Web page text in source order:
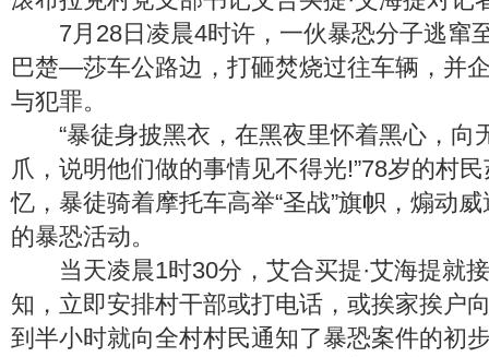
7月28日凌晨4时许，一伙暴恐分子逃窜
巴楚—莎车公路边，打砸焚烧过往车辆，并
与犯罪。
“暴徒身披黑衣，在黑夜里怀着黑心，向
爪，说明他们做的事情见不得光!”78岁的村
忆，暴徒骑着摩托车高举“圣战”旗帜，煽动
的暴恐活动。
当天凌晨1时30分，艾合买提·艾海提就
知，立即安排村干部或打电话，或挨家挨户
到半小时就向全村村民通知了暴恐案件的初